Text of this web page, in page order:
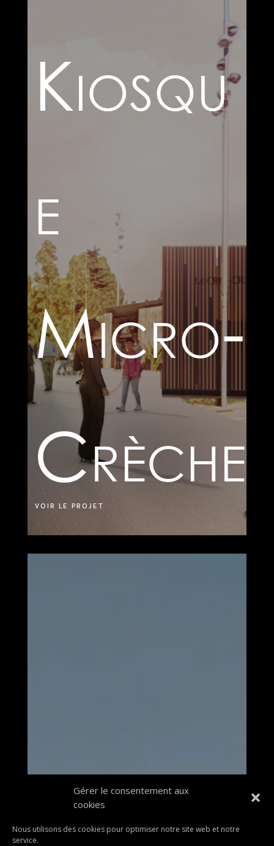
Gérer le consentement aux
cookies
Nous utilisons des cookies pour optimiser notre site web et notre
service.
Kiosqu
e
Micro-
Crèche
VOIR LE PROJET